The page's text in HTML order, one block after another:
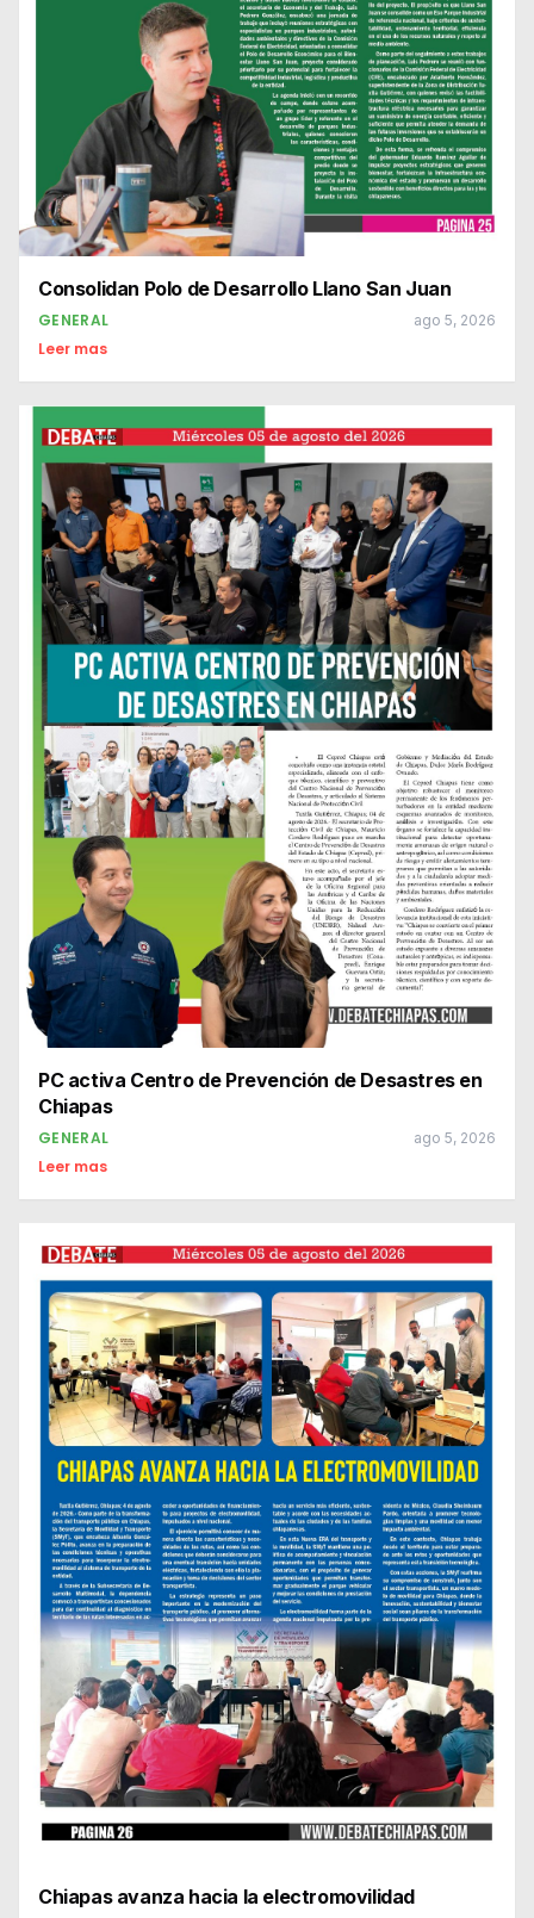
Consolidan Polo de Desarrollo Llano San Juan
GENERAL ago 5, 2026
Leer mas
PC activa Centro de Prevención de Desastres en
Chiapas
GENERAL ago 5, 2026
Leer mas
Chiapas avanza hacia la electromovilidad